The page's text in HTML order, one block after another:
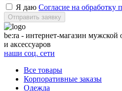
Я даю Согласие на обработку
Отправить заявку
be:ra - интернет-магазин
и аксессуаров
наши соц. сети
Все товары
Корпоративные заказы
Одежда